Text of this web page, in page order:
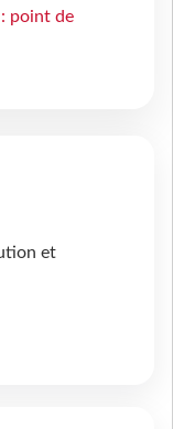
: point de
et